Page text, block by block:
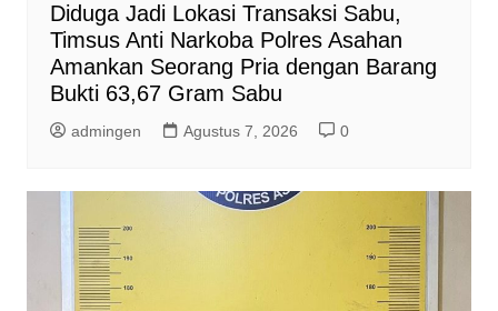
Diduga Jadi Lokasi Transaksi Sabu,
Timsus Anti Narkoba Polres Asahan
Amankan Seorang Pria dengan Barang
Bukti 63,67 Gram Sabu
admingen Agustus 7, 2026 0